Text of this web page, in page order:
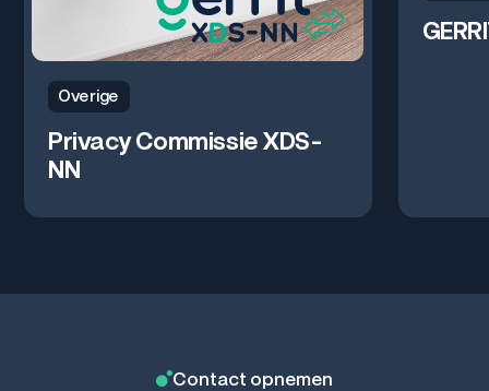
Overige
Privacy Commissie XDS-
NN
Contact opnemen